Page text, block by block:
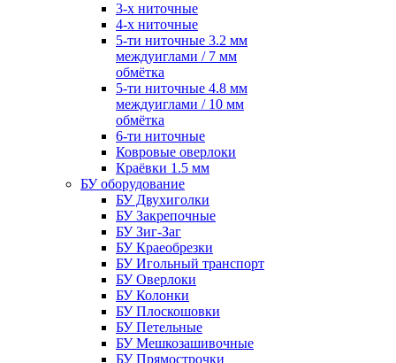
3-х ниточные
4-х ниточные
5-ти ниточные 3.2 мм
междуиглами / 7 мм
обмётка
5-ти ниточные 4.8 мм
междуиглами / 10 мм
обмётка
6-ти ниточные
Ковровые оверлоки
Краёвки 1.5 мм
БУ оборудование
БУ Двухиголки
БУ Закрепочные
БУ Зиг-Заг
БУ Краеобрезки
БУ Игольный транспорт
БУ Оверлоки
БУ Колонки
БУ Плоскошовки
БУ Петельные
БУ Мешкозашивочные
БУ Прямострочки